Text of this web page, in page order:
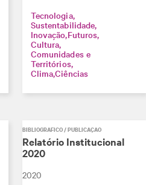
Tecnologia
Sustentabilidade
Inovação Futuros
Cultura
Comunidades e
Territórios
ClimaCiências
BIBLIOGRÁFICO / PUBLICAÇÃO
Relatório Institucional
2020
2020